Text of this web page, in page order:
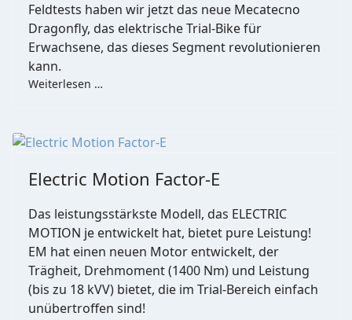
Feldtests haben wir jetzt das neue Mecatecno
Dragonfly, das elektrische Trial-Bike für
Erwachsene, das dieses Segment revolutionieren
kann.
Weiterlesen …
Electric Motion Factor-E
Das leistungsstärkste Modell, das ELECTRIC
MOTION je entwickelt hat, bietet pure Leistung!
EM hat einen neuen Motor entwickelt, der
Trägheit, Drehmoment (1400 Nm) und Leistung
(bis zu 18 kVV) bietet, die im Trial-Bereich einfach
unübertroffen sind!